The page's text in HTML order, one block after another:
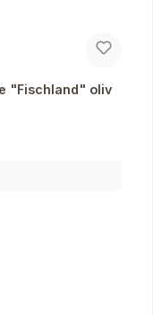
"Fischland" oliv